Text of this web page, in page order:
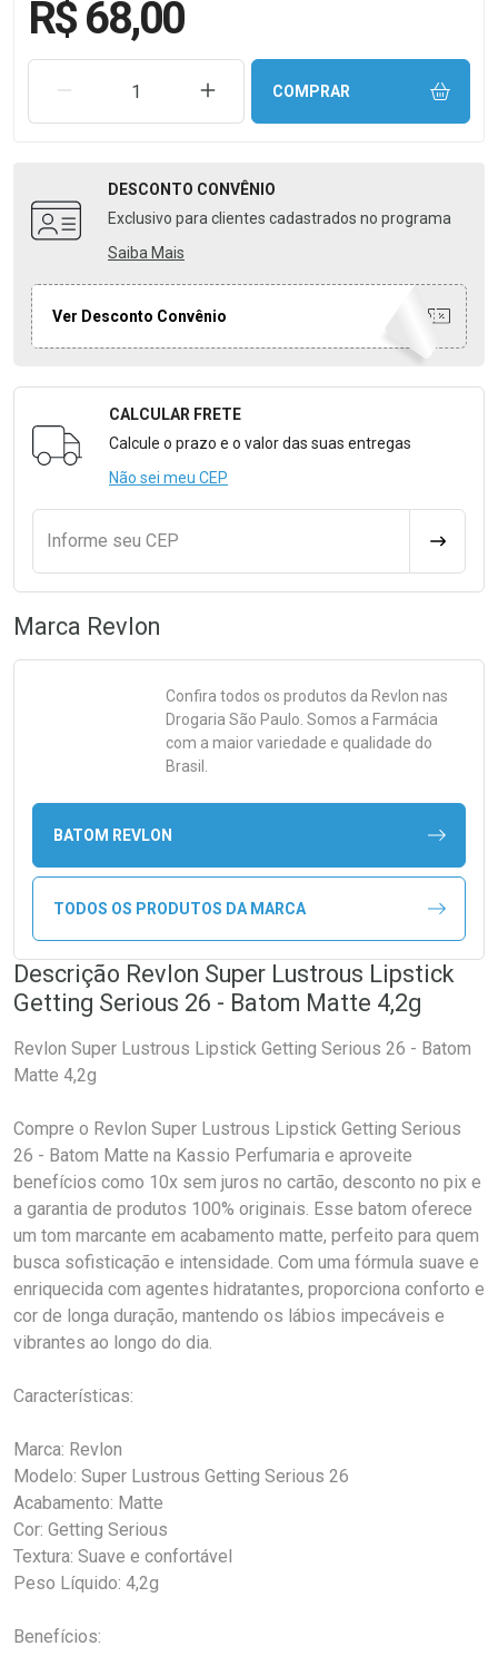
R$ 68,00
REMOVER UMA UNIDADEAUMENTAR UMA UNIDADE
COMPRAR
DESCONTO CONVÊNIO
Exclusivo para clientes cadastrados no programa
Saiba Mais
Ver Desconto Convênio
Formulário para Calcular o Frete
CALCULAR FRETE
Calcule o prazo e o valor das suas entregas
Não sei meu CEP
Informe seu CEP
Marca Revlon
Confira todos os produtos da Revlon nas
Drogaria São Paulo. Somos a Farmácia
com a maior variedade e qualidade do
Brasil.
BATOM REVLON
TODOS OS PRODUTOS DA MARCA
Descrição Revlon Super Lustrous Lipstick
Getting Serious 26 - Batom Matte 4,2g
Revlon Super Lustrous Lipstick Getting Serious 26 - Batom
Matte 4,2g
Compre o Revlon Super Lustrous Lipstick Getting Serious
26 - Batom Matte na Kassio Perfumaria e aproveite
benefícios como 10x sem juros no cartão, desconto no pix e
a garantia de produtos 100% originais. Esse batom oferece
um tom marcante em acabamento matte, perfeito para quem
busca sofisticação e intensidade. Com uma fórmula suave e
enriquecida com agentes hidratantes, proporciona conforto e
cor de longa duração, mantendo os lábios impecáveis e
vibrantes ao longo do dia.
Características:
Marca: Revlon
Modelo: Super Lustrous Getting Serious 26
Acabamento: Matte
Cor: Getting Serious
Textura: Suave e confortável
Peso Líquido: 4,2g
Benefícios: